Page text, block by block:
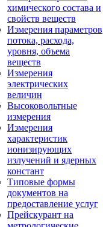
химического состава и
свойств веществ
Измерения параметров
потока, расхода,
уровня, объема
веществ
Измерения
электрических
величин
Высоковольтные
измерения
Измерения
характеристик
ионизирующих
излучений и ядерных
констант
Типовые формы
документов на
предоставление услуг
Прейскурант на